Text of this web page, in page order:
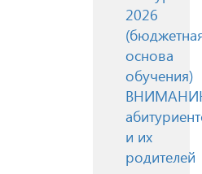
2026
основа
обучения)
и их
родителей